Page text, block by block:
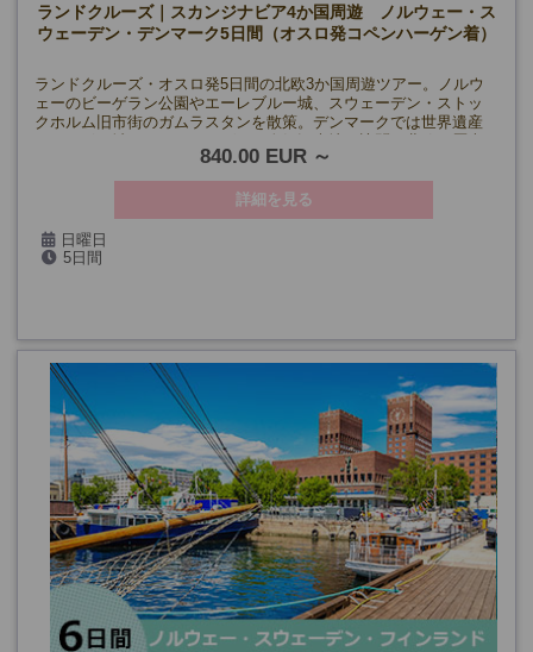
ランドクルーズ｜スカンジナビア4か国周遊 ノルウェー・ス
ウェーデン・デンマーク5日間（オスロ発コペンハーゲン着）
ランドクルーズ・オスロ発5日間の北欧3か国周遊ツアー。ノルウ
ェーのビーゲラン公園やエーレブルー城、スウェーデン・ストッ
クホルム旧市街のガムラスタンを散策。デンマークでは世界遺産
クロンボー城やコペンハーゲンの人気観光地を訪問。北欧の歴史
と文化を凝縮した充実の旅です。
840.00 EUR
詳細を見る
日曜日
5/10・24、6月～8月、9/13・27、10/11、11/22、
5日間